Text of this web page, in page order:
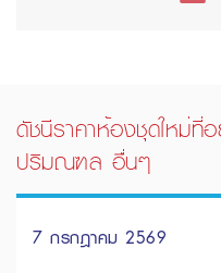
ดัชนีราคาห้องชุดใหม่ที่
ปริมณฑล อื่นๆ
7 กรกฎาคม 2569